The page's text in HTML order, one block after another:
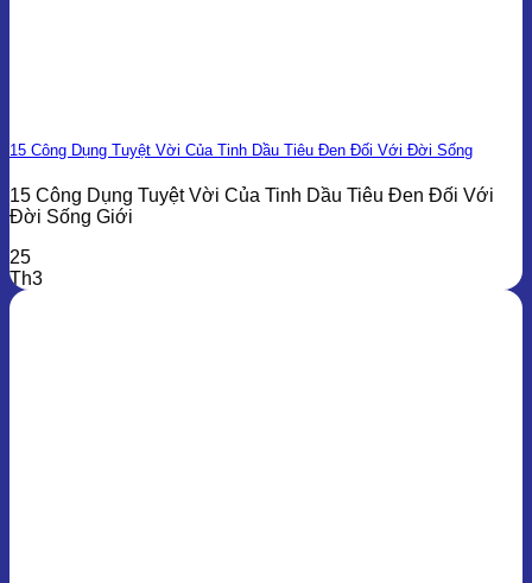
15 Công Dụng Tuyệt Vời Của Tinh Dầu Tiêu Đen Đối Với Đời Sống
15 Công Dụng Tuyệt Vời Của Tinh Dầu Tiêu Đen Đối Với
Đời Sống Giới
25
Th3